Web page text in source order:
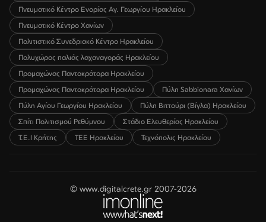
Πνευματικό Κέντρο Ενορίας Αγ. Γεωργίου Ηρακλείου
Πνευματικό Κέντρο Χανίων
Πολιτιστικό Συνεδριακό Κέντρο Ηρακλείου
Πολυχώρος παλιάς λαχαναγοράς Ηρακλείου
Προμαχώνας Παντοκράτορα Ηρακλείου
Προμαχώνας Παντοκράτορα Ηρακλείου
Πύλη Sabbionara Χανίων
Πύλη Αγίου Γεωργίου Ηρακλείου
Πύλη Βιττούρι (Βίγλα) Ηρακλείου
Σπίτι Πολιτισμού Ρεθύμνου
Στάδιο Ελευθερίας Ηρακλείου
Τ.Ε.Ι Κρήτης
ΤΕΕ Ηρακλείου Τεχνόπολις Ηρακλείου
© www.digitalcrete.gr 2007-2026